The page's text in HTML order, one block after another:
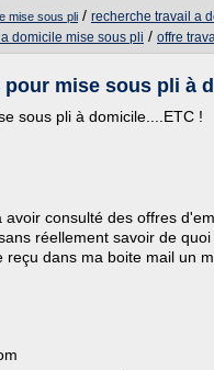
mise sous pli / recherche travail a
domicile mise sous pli / offre
pour mise sous pli à
sous pli à domicile....ETC !
consulté des offres
réellement savoir de
dans ma boite mail un